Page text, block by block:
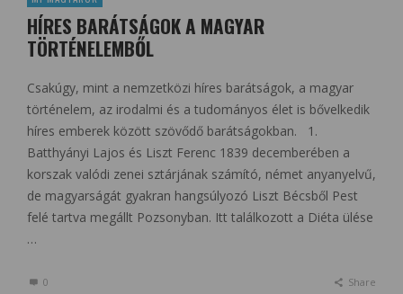
HÍRES BARÁTSÁGOK A MAGYAR
TÖRTÉNELEMBŐL
Csakúgy, mint a nemzetközi híres barátságok, a magyar
történelem, az irodalmi és a tudományos élet is bővelkedik
híres emberek között szövődő barátságokban. 1.
Batthyányi Lajos és Liszt Ferenc 1839 decemberében a
korszak valódi zenei sztárjának számító, német anyanyelvű,
de magyarságát gyakran hangsúlyozó Liszt Bécsből Pest
felé tartva megállt Pozsonyban. Itt találkozott a Diéta ülése
…
0 Share